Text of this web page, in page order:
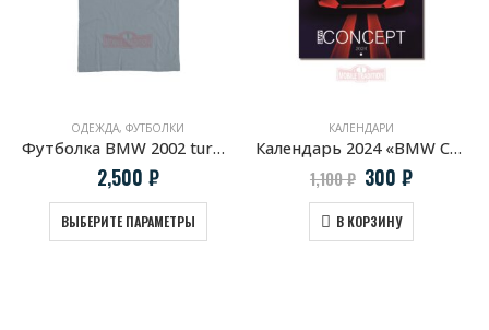
ОДЕЖДА, ФУТБОЛКИ
Футболка BMW 2002 turbo в зеркале заднего вида
2,500 ₽
ВЫБЕРИТЕ ПАРАМЕТРЫ
КАЛЕНДАРИ
Календарь 2024 «BMW Concept»
1,100₽
цена
составляла
1,100 ₽.
300₽Текущая
цена:
В КОРЗИНУ